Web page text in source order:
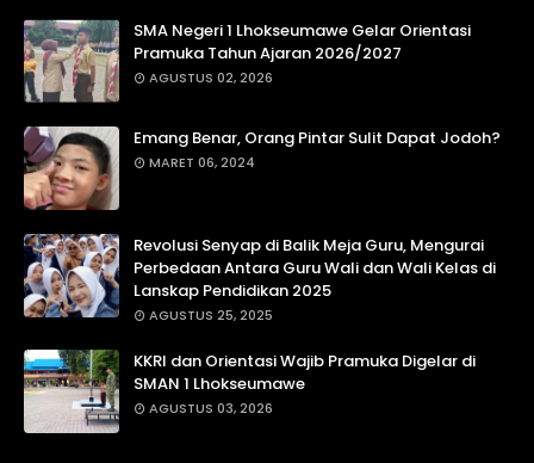
SMA Negeri 1 Lhokseumawe Gelar Orientasi
Pramuka Tahun Ajaran 2026/2027
AGUSTUS 02, 2026
Emang Benar, Orang Pintar Sulit Dapat Jodoh?
MARET 06, 2024
Revolusi Senyap di Balik Meja Guru, Mengurai
Perbedaan Antara Guru Wali dan Wali Kelas di
Lanskap Pendidikan 2025
AGUSTUS 25, 2025
KKRI dan Orientasi Wajib Pramuka Digelar di
SMAN 1 Lhokseumawe
AGUSTUS 03, 2026